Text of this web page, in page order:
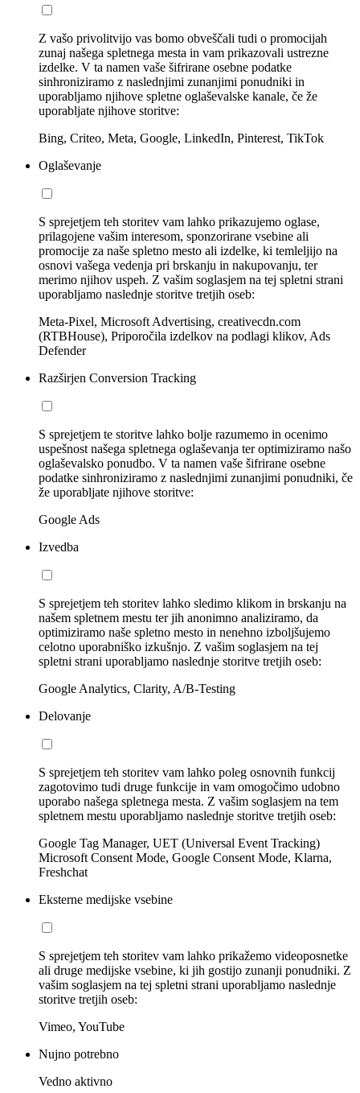
Z vašo privolitvijo vas bomo obveščali tudi o promocijah
zunaj našega spletnega mesta in vam prikazovali ustrezne
izdelke. V ta namen vaše šifrirane osebne podatke
sinhroniziramo z naslednjimi zunanjimi ponudniki in
uporabljamo njihove spletne oglaševalske kanale, če že
uporabljate njihove storitve:
Bing, Criteo, Meta, Google, LinkedIn, Pinterest, TikTok
Oglaševanje
S sprejetjem teh storitev vam lahko prikazujemo oglase,
prilagojene vašim interesom, sponzorirane vsebine ali
promocije za naše spletno mesto ali izdelke, ki temleljijo na
osnovi vašega vedenja pri brskanju in nakupovanju, ter
merimo njihov uspeh. Z vašim soglasjem na tej spletni strani
uporabljamo naslednje storitve tretjih oseb:
Meta-Pixel, Microsoft Advertising, creativecdn.com
(RTBHouse), Priporočila izdelkov na podlagi klikov, Ads
Defender
Razširjen Conversion Tracking
S sprejetjem te storitve lahko bolje razumemo in ocenimo
uspešnost našega spletnega oglaševanja ter optimiziramo našo
oglaševalsko ponudbo. V ta namen vaše šifrirane osebne
podatke sinhroniziramo z naslednjimi zunanjimi ponudniki, če
že uporabljate njihove storitve:
Google Ads
Izvedba
S sprejetjem teh storitev lahko sledimo klikom in brskanju na
našem spletnem mestu ter jih anonimno analiziramo, da
optimiziramo naše spletno mesto in nenehno izboljšujemo
celotno uporabniško izkušnjo. Z vašim soglasjem na tej
spletni strani uporabljamo naslednje storitve tretjih oseb:
Google Analytics, Clarity, A/B-Testing
Delovanje
S sprejetjem teh storitev vam lahko poleg osnovnih funkcij
zagotovimo tudi druge funkcije in vam omogočimo udobno
uporabo našega spletnega mesta. Z vašim soglasjem na tem
spletnem mestu uporabljamo naslednje storitve tretjih oseb:
Google Tag Manager, UET (Universal Event Tracking)
Microsoft Consent Mode, Google Consent Mode, Klarna,
Freshchat
Eksterne medijske vsebine
S sprejetjem teh storitev vam lahko prikažemo videoposnetke
ali druge medijske vsebine, ki jih gostijo zunanji ponudniki. Z
vašim soglasjem na tej spletni strani uporabljamo naslednje
storitve tretjih oseb:
Vimeo, YouTube
Nujno potrebno
Vedno aktivno